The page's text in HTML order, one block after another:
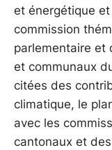
et énergétique
commission
parlementaire et
et communaux
citées des
climatique, le
avec les
cantonaux et